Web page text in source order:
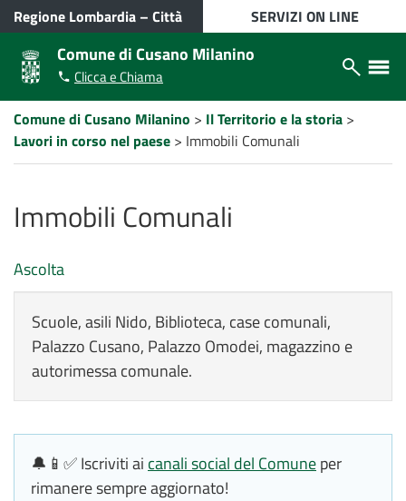
VAI AL CONTENUTO PRINCIPALE
Regione Lombardia – Città
metropolitana di Milano
SERVIZI ON LINE
Comune di Cusano Milanino
Clicca e Chiama
Apri/
laterale
Apri/chiudi
ricerca
Percorso
a
"briciole
pane"
Comune di Cusano Milanino > Il Territorio e la storia >
Lavori in corso nel paese > Immobili Comunali
Immobili Comunali
Ascolta
Scuole, asili Nido, Biblioteca, case comunali,
Palazzo Cusano, Palazzo Omodei, magazzino e
autorimessa comunale.
🔔📱✅ Iscriviti ai canali social del Comuneper
rimanere sempre aggiornato!